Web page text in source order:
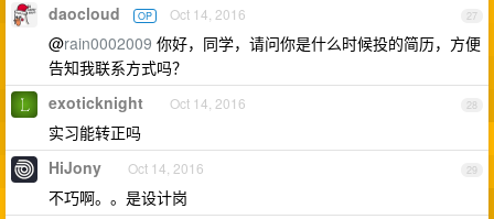
27
daocloud OP Oct 14, 2016
@rain0002009 你好，同学，请问你是什么时候投的简历，方便
告知我联系方式吗？
28
exoticknight Oct 14, 2016
实习能转正吗
29
HiJony Oct 14, 2016
不巧啊。。是设计岗